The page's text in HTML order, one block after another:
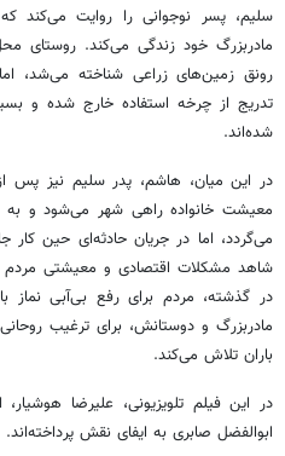
سلیم، پسر نوجوانی را روایت
مادربزرگ خود زندگی می‌کند. روستای
رونق زمین‌های زراعی شناخته می‌شد،
تدریج از چرخه استفاده خارج شده و
شده‌اند.
در این میان، هاشم، پدر سلیم نیز
معیشت خانواده راهی شهر می‌شود و به
می‌گردد، اما در جریان حادثه‌ای حین
شاهد مشکلات اقتصادی و معیشتی مردم
در گذشته، مردم برای رفع بی‌آبی نماز
مادربزرگ و دوستانش، برای ترغیب
باران تلاش می‌کند.
در این فیلم تلویزیونی، علیرضا
ابوالفضل صابری به ایفای نقش پرداخته‌اند.